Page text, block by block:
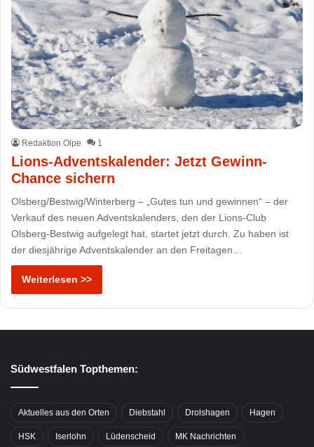
Redaktion Olpe 1
Lions-Adventskalender: Jetzt Gewinn-
Chance sichern
Olsberg/Bestwig/Winterberg – „Gutes tun und gewinnen“ – der
Verkauf des neuen Adventskalenders, den der Lions-Club
Olsberg-Bestwig aufgelegt hat, startet jetzt durch. Zu haben ist
der diesjährige Adventskalender an den Freitagen…
Weiterlesen >>
Südwestfalen Topthemen:
Aktuelles aus den Orten Diebstahl Drolshagen Hagen
HSK Iserlohn Lüdenscheid MK Nachrichten